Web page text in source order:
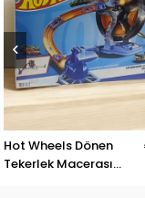
₺1.710,00
₺1.900,00